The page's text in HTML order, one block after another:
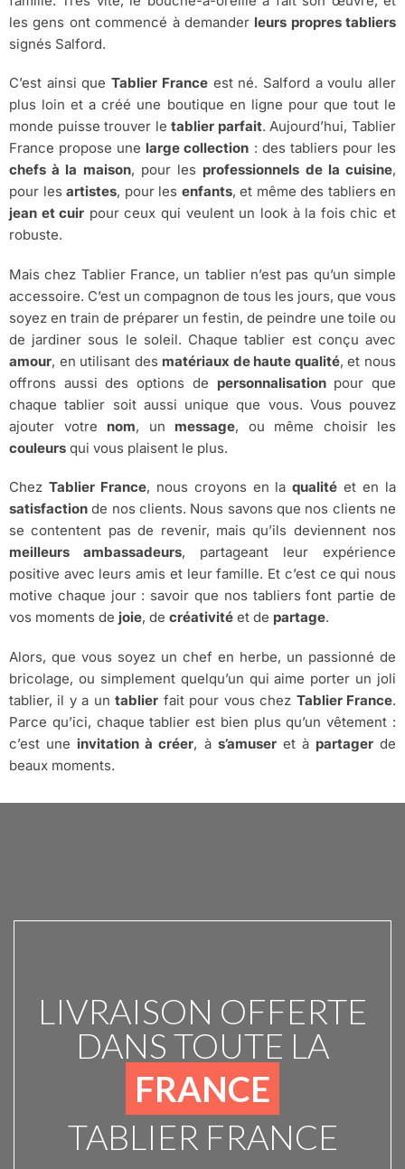
les gens ont commencé à demander leurs propres tabliers
signés Salford.
C’est ainsi queTablier Franceest né. Salford a voulu aller
plus loin et a créé une boutique en ligne pour que tout le
monde puisse trouver letablier parfait. Aujourd’hui, Tablier
France propose une large collection : des tabliers pour les
chefs à la maison, pour les professionnels de la cuisine,
pour les artistes, pour les enfants, et même des tabliers en
jean et cuir pour ceux qui veulent un look à la fois chic et
robuste.
Mais chez Tablier France, un tablier n’est pas qu’un simple
accessoire. C’est un compagnon de tous les jours, que vous
soyez en train de préparer un festin, de peindre une toile ou
de jardiner sous le soleil. Chaque tablier est conçu avec
amour, en utilisant des matériaux de haute qualité, et nous
offrons aussi des options de personnalisationpour que
chaque tablier soit aussi unique que vous. Vous pouvez
ajouter votre nom, un message, ou même choisir les
couleurs qui vous plaisent le plus.
Chez Tablier France, nous croyons en laqualité et en la
satisfaction de nos clients. Nous savons que nos clients ne
se contentent pas de revenir, mais qu’ils deviennent nos
meilleurs ambassadeurs, partageant leur expérience
positive avec leurs amis et leur famille. Et c’est ce qui nous
motive chaque jour : savoir que nos tabliers font partie de
vos moments de joie, de créativité et de partage.
Alors, que vous soyez un chef en herbe, un passionné de
bricolage, ou simplement quelqu’un qui aime porter un joli
tablier, il y a untablier fait pour vous chez Tablier France.
Parce qu’ici, chaque tablier est bien plus qu’un vêtement :
c’est uneinvitation à créer, à s’amuseret à partagerde
beaux moments.
LIVRAISON OFFERTE
DANS TOUTE LA
FRANCE
TABLIER FRANCE